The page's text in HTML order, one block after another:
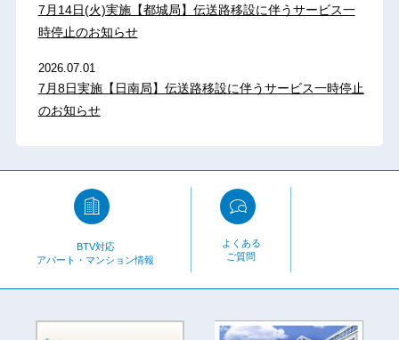
7月14日(火)実施【都城局】伝送路移設に伴うサービス一
時停止のお知らせ
2026.07.01
7月8日実施【日南局】伝送路移設に伴うサービス一時停止
のお知らせ
BTV対応
アパート・マンション情報
よくある
ご質問